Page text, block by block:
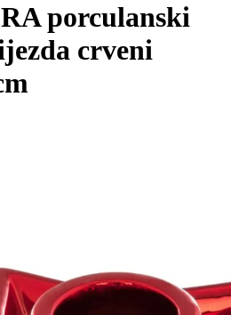
porculanski
crveni